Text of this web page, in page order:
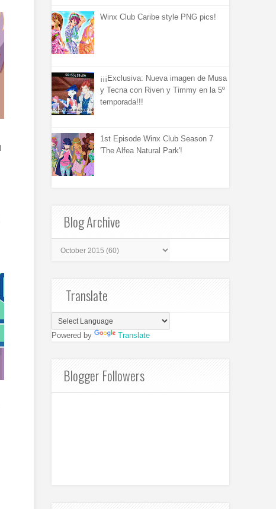
Winx Club Caribe style PNG pics!
¡¡¡Exclusiva: Nueva imagen de Musa
y Tecna con Riven y Timmy en la 5º
temporada!!!
1st Episode Winx Club Season 7
'The Alfea Natural Park'!
Blog Archive
Translate
Powered by Translate
Blogger Followers